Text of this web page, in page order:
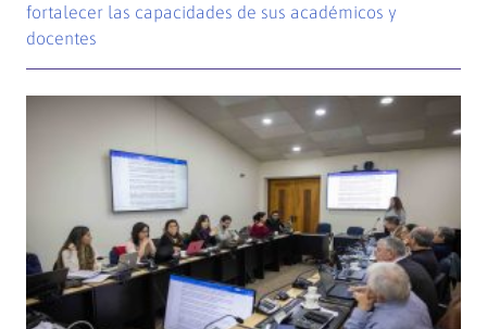
fortalecer las capacidades de sus académicos y
docentes